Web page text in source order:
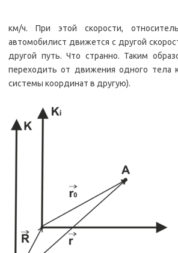
км/ч. При этой скорости,
автомобилист движется с другой
другой путь. Что странно. Таким
переходить от движения одного тела
системы координат в другую).